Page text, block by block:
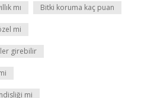
mı Bitki koruma kaç puan
mi
girebilir
mi